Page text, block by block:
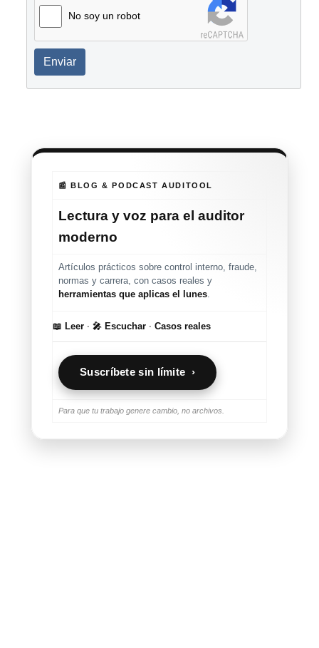
No soy un robot
Enviar
📰 BLOG & PODCAST AUDITOOL
Lectura y voz para el auditor
moderno
Artículos prácticos sobre control interno, fraude,
normas y carrera, con casos reales y
herramientas que aplicas el lunes.
📖 Leer · 🎤 Escuchar · Casos reales
Suscríbete sin límite ›
Para que tu trabajo genere cambio, no archivos.